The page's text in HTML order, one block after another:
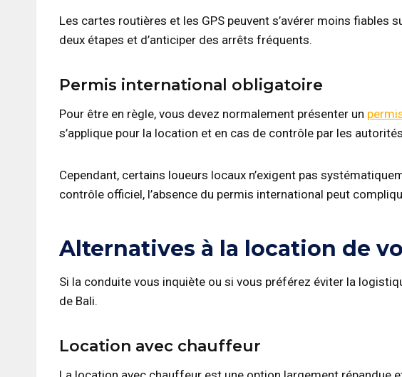
Les cartes routières et les GPS peuvent s’avérer moins
deux étapes et d’anticiper des arrêts fréquents.
Permis international obligatoire
Pour être en règle, vous devez normalement présenter un
s’applique pour la location et en cas de contrôle par les
Cependant, certains loueurs locaux n’exigent pas
contrôle officiel, l’absence du permis international peut
Alternatives à la location de
Si la conduite vous inquiète ou si vous préférez éviter la
de Bali.
Location avec chauffeur